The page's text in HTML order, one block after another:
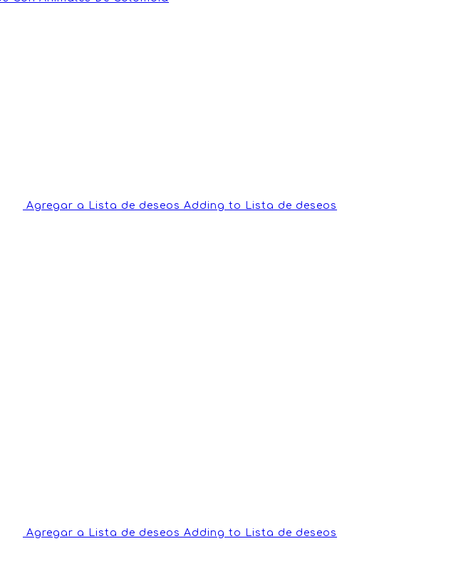
Agregar a Lista de deseos Adding to Lista de deseos
Agregar a Lista de deseos Adding to Lista de deseos